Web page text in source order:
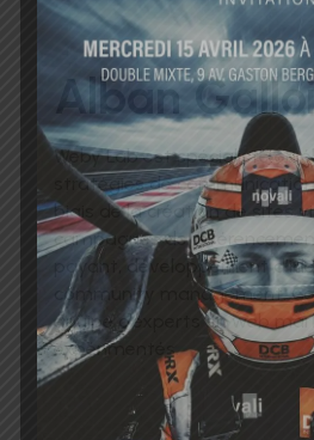
Alban
Weby Lab est spécialiste en
stratégies de
biais de la création de sites
campagnes de
payant, développement
community management.
équipe d’experts en web
expérimentés.